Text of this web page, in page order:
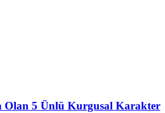
Olan 5 Ünlü Kurgusal Karakter